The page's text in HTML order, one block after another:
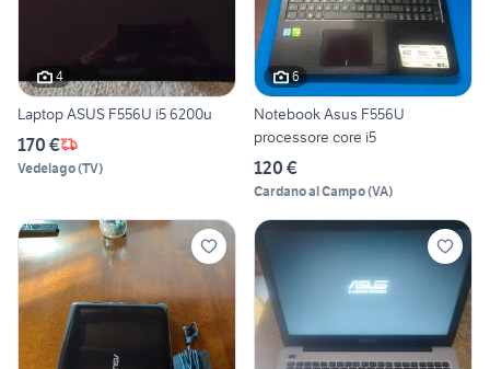
4
Laptop ASUS F556U i5 6200u
170 €
Vedelago(TV)
6
Notebook Asus F556U
processore core i5
120 €
Cardano al Campo(VA)